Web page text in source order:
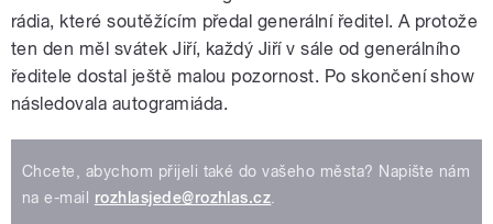
rádia, které soutěžícím předal generální ředitel. A protože
ten den měl svátek Jiří, každý Jiří v sále od generálního
ředitele dostal ještě malou pozornost. Po skončení show
následovala autogramiáda.
Chcete, abychom přijeli také do vašeho města? Napište nám
na e-mail rozhlasjede@rozhlas.cz